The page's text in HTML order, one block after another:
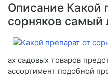
Описание Какой
сорняков самый
ах садовых товаров
ассортимент подобной